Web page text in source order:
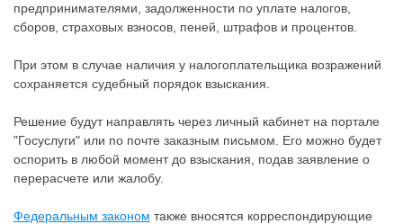
предпринимателями, задолженности по уплате налогов,
сборов, страховых взносов, пеней, штрафов и процентов.
При этом в случае наличия у налогоплательщика возражений
сохраняется судебный порядок взыскания.
Решение будут направлять через личный кабинет на портале
"Госуслуги" или по почте заказным письмом. Его можно будет
оспорить в любой момент до взыскания, подав заявление о
перерасчете или жалобу.
Федеральным законом также вносятся корреспондирующие